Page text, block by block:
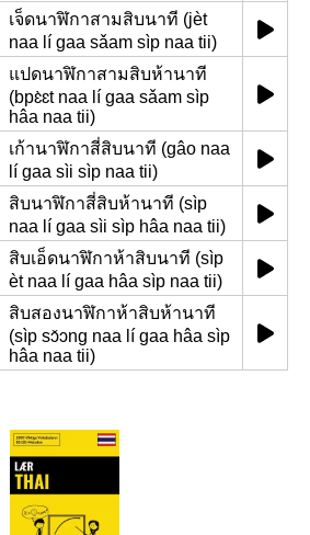
เจ็ดนาฬิกาสามสิบนาที (jèt
naa lí gaa sǎam sìp naa tii)
แปดนาฬิกาสามสิบห้านาที
(bpɛ̀ɛt naa lí gaa sǎam sìp
hâa naa tii)
เก้านาฬิกาสี่สิบนาที (gâo naa
lí gaa sìi sìp naa tii)
สิบนาฬิกาสี่สิบห้านาที (sìp
naa lí gaa sìi sìp hâa naa tii)
สิบเอ็ดนาฬิกาห้าสิบนาที (sìp
èt naa lí gaa hâa sìp naa tii)
สิบสองนาฬิกาห้าสิบห้านาที
(sìp sɔ̌ɔng naa lí gaa hâa sìp
hâa naa tii)